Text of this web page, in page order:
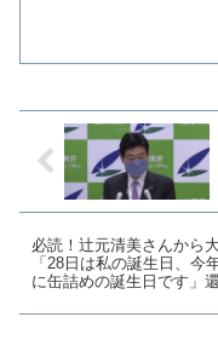
必読！辻元清美さんから
「28日は私の誕生日、今
に缶詰めの誕生日です」